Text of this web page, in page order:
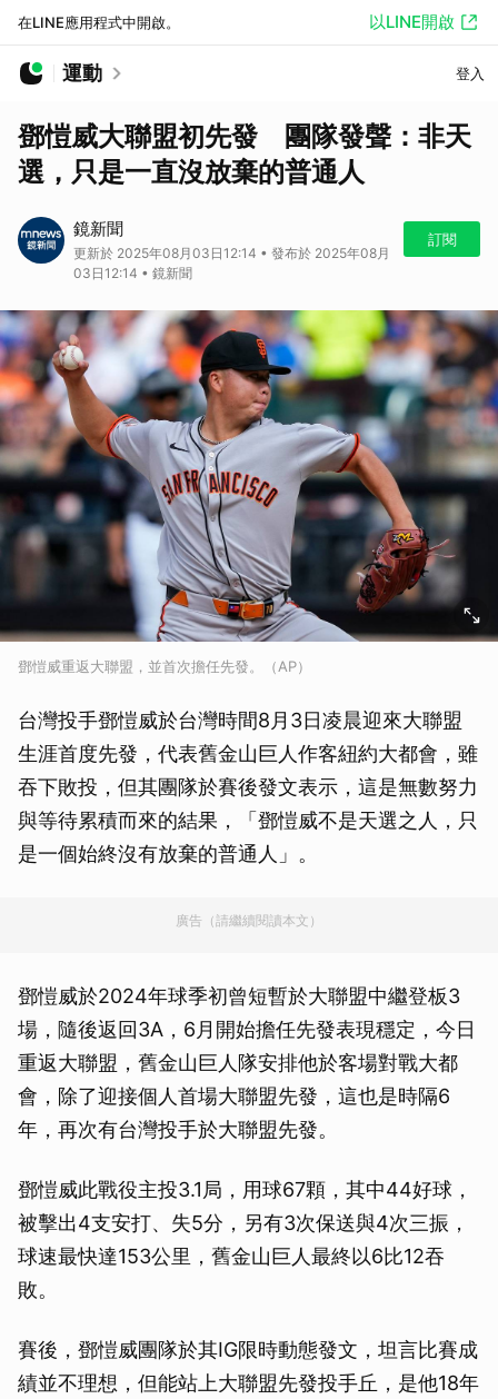
在LINE應用程式中開啟。 以LINE開啟
運動 登入
鄧愷威大聯盟初先發 團隊發聲：非天
選，只是一直沒放棄的普通人
鏡新聞
更新於 2025年08月03日12:14 • 發布於 2025年08月
03日12:14 • 鏡新聞
訂閱
鄧愷威重返大聯盟，並首次擔任先發。（AP）
台灣投手鄧愷威於台灣時間8月3日凌晨迎來大聯盟
生涯首度先發，代表舊金山巨人作客紐約大都會，雖
吞下敗投，但其團隊於賽後發文表示，這是無數努力
與等待累積而來的結果，「鄧愷威不是天選之人，只
是一個始終沒有放棄的普通人」。
廣告（請繼續閱讀本文）
鄧愷威於2024年球季初曾短暫於大聯盟中繼登板3
場，隨後返回3A，6月開始擔任先發表現穩定，今日
重返大聯盟，舊金山巨人隊安排他於客場對戰大都
會，除了迎接個人首場大聯盟先發，這也是時隔6
年，再次有台灣投手於大聯盟先發。
鄧愷威此戰役主投3.1局，用球67顆，其中44好球，
被擊出4支安打、失5分，另有3次保送與4次三振，
球速最快達153公里，舊金山巨人最終以6比12吞
敗。
賽後，鄧愷威團隊於其IG限時動態發文，坦言比賽成
績並不理想，但能站上大聯盟先發投手丘，是他18年